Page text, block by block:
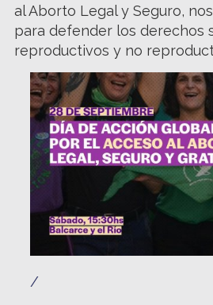
al Aborto Legal y Seguro,
para defender los derechos
reproductivos y no
/